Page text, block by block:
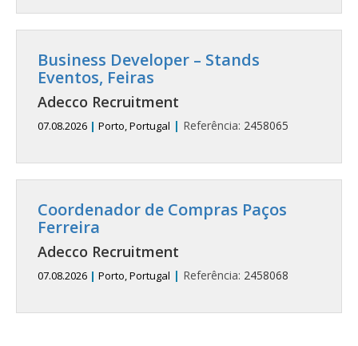
Business Developer – Stands
Eventos, Feiras
Adecco Recruitment
07.08.2026 | Porto, Portugal | Referência: 2458065
Coordenador de Compras Paços
Ferreira
Adecco Recruitment
07.08.2026 | Porto, Portugal | Referência: 2458068